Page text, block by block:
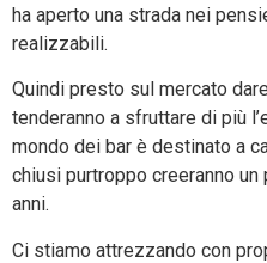
ha aperto una strada nei
realizzabili.
Quindi presto sul mercato
tenderanno a sfruttare di più
mondo dei bar è destinato a
chiusi purtroppo creeranno
anni.
Ci stiamo attrezzando con